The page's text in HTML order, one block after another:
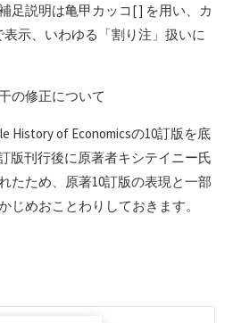
足説明は亀甲カッコ[ ] を用い、カ
示、いわゆる「割り注」扱いに
の修正について
History of Economicsの10訂版を底
版刊行後に原著者キシテイニー氏
たため、原著10訂版の表現と一部
じめおことわりしておきます。